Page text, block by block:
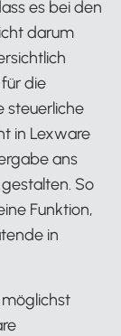
es bei den
darum
die
steuerliche
in Lexware
ans
So
Funktion,
in